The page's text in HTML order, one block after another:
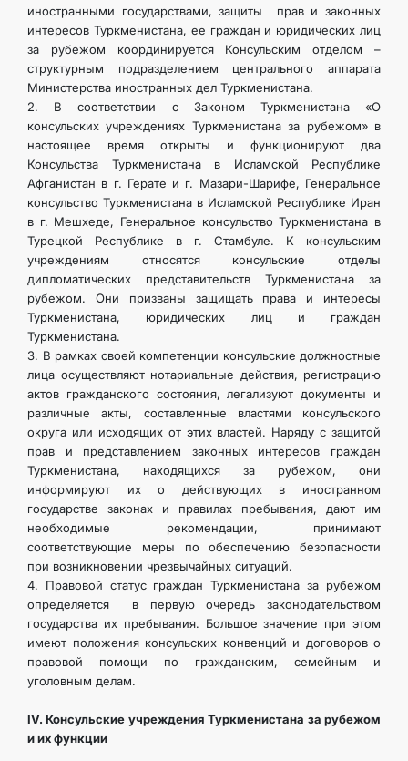
иностранными государствами, защиты прав и законных
интересов Туркменистана, ее граждан и юридических лиц
за рубежом координируется Консульским отделом –
структурным подразделением центрального аппарата
Министерства иностранных дел Туркменистана.
2. В соответствии с Законом Туркменистана «О
консульских учреждениях Туркменистана за рубежом» в
настоящее время открыты и функционируют два
Консульства Туркменистана в Исламской Республике
Афганистан в г. Герате и г. Мазари-Шарифе, Генеральное
консульство Туркменистана в Исламской Республике Иран
в г. Мешхеде, Генеральное консульство Туркменистана в
Турецкой Республике в г. Стамбуле. К консульским
учреждениям относятся консульские отделы
дипломатических представительств Туркменистана за
рубежом. Они призваны защищать права и интересы
Туркменистана, юридических лиц и граждан
Туркменистана.
3. В рамках своей компетенции консульские должностные
лица осуществляют нотариальные действия, регистрацию
актов гражданского состояния, легализуют документы и
различные акты, составленные властями консульского
округа или исходящих от этих властей. Наряду с защитой
прав и представлением законных интересов граждан
Туркменистана, находящихся за рубежом, они
информируют их о действующих в иностранном
государстве законах и правилах пребывания, дают им
необходимые рекомендации, принимают
соответствующие меры по обеспечению безопасности
при возникновении чрезвычайных ситуаций.
4. Правовой статус граждан Туркменистана за рубежом
определяется в первую очередь законодательством
государства их пребывания. Большое значение при этом
имеют положения консульских конвенций и договоров о
правовой помощи по гражданским, семейным и
уголовным делам.
IV. Консульские учреждения Туркменистана за рубежом
и их функции